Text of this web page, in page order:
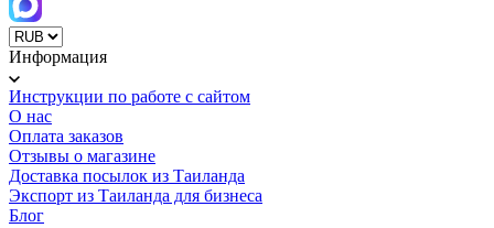
Информация
Инструкции по работе с сайтом
О нас
Оплата заказов
Отзывы о магазине
Доставка посылок из Таиланда
Экспорт из Таиланда для бизнеса
Блог